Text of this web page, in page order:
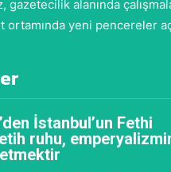
gazetecilik alanında
ortamında yeni pencereler
İstanbul’un Fethi
ruhu,